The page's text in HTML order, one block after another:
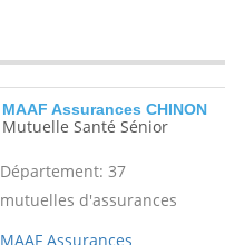
MAAF Assurances CHINON
Mutuelle Santé Sénior
Département: 37
mutuelles d'assurances
MAAF Assurances